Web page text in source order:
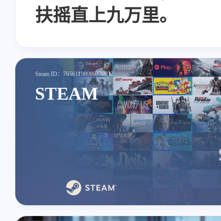
互动
正在加载中...
扶摇直上九万里。
Steam ID：76561198086770832
STEAM